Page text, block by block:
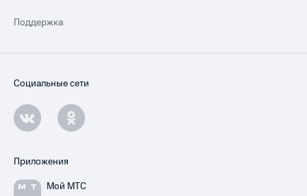
Поддержка
Социальные сети
Приложения
Мой МТС